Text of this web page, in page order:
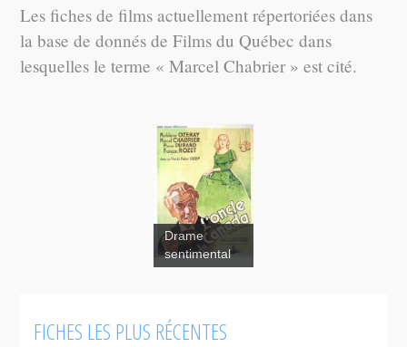
Les fiches de films actuellement répertoriées dans
la base de donnés de Films du Québec dans
lesquelles le terme « Marcel Chabrier » est cité.
Drame
sentimental
FICHES LES PLUS RÉCENTES